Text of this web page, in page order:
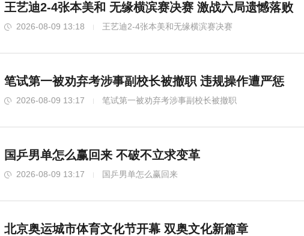
王艺迪2-4张本美和 无缘横滨赛决赛 激战六局遗憾落败
2026-08-09 13:18 王艺迪2-4张本美和无缘横滨赛决赛
笔试第一被劝弃考涉事副校长被撤职 违规操作遭严惩
2026-08-09 13:17 笔试第一被劝弃考涉事副校长被撤职
国乒男单怎么赢回来 不破不立求变革
2026-08-09 13:17 国乒男单怎么赢回来
北京奥运城市体育文化节开幕 双奥文化新篇章